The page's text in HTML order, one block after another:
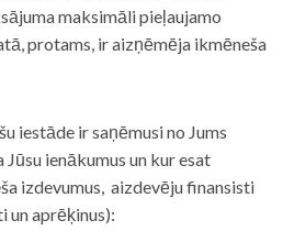
maksimāli pieļaujamo
protams, ir aizņēmēja ikmēneša
iestāde ir saņēmusi no Jums
ienākumus un kur esat
izdevumus, aizdevēju finansisti
un aprēķinus):